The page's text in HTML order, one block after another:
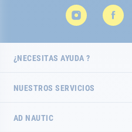
¿NECESITAS AYUDA ?
NUESTROS SERVICIOS
AD NAUTIC